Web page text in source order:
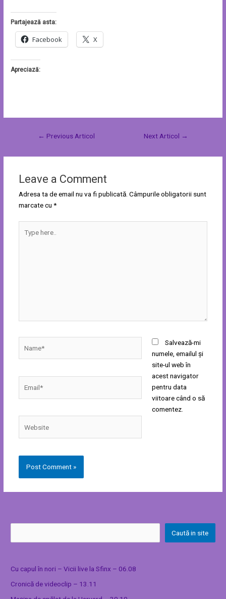
Partajează asta:
Facebook X
Apreciază:
← Previous Articol Next Articol →
Leave a Comment
Adresa ta de email nu va fi publicată. Câmpurile obligatorii sunt
marcate cu *
here..
Salvează-mi
numele, emailul și
site-ul web în
acest navigator
pentru data
viitoare când o să
comentez.
Caută in site
Cu capul în nori – Vicii live la Sfinx – 06.08
Cronică de videoclip – 13.11